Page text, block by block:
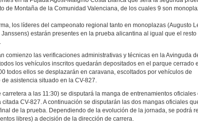
de Montaña de la Comunidad Valenciana, de los cuales 9 son
los líderes del campeonato regional tanto en monoplazas (Augusto
estarán presentes en la prueba alicantina al igual que el resto
comienzo las verificaciones administrativas y técnicas en la Avinguda
los vehículos inscritos quedarán depositados en el parque cerrado
todos ellos se desplazarán en caravana, escoltados por vehículos de
asistencia situado en la CV-827.
carretera a las 11:30) se disputará la manga de entrenamientos oficiales
citada CV-827. A continuación se disputarán las dos mangas oficiales
de la prueba. Dependiendo de la evolución de la jornada, se podrá
libres) a decisión de la dirección de carrera.